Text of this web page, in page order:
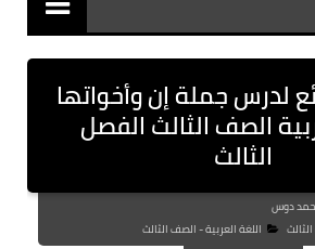
لدرس جملة إن وأخواتها
الصف الثالث الفصل
الثالث
دوس
اللغة العربية - الصف الثالث